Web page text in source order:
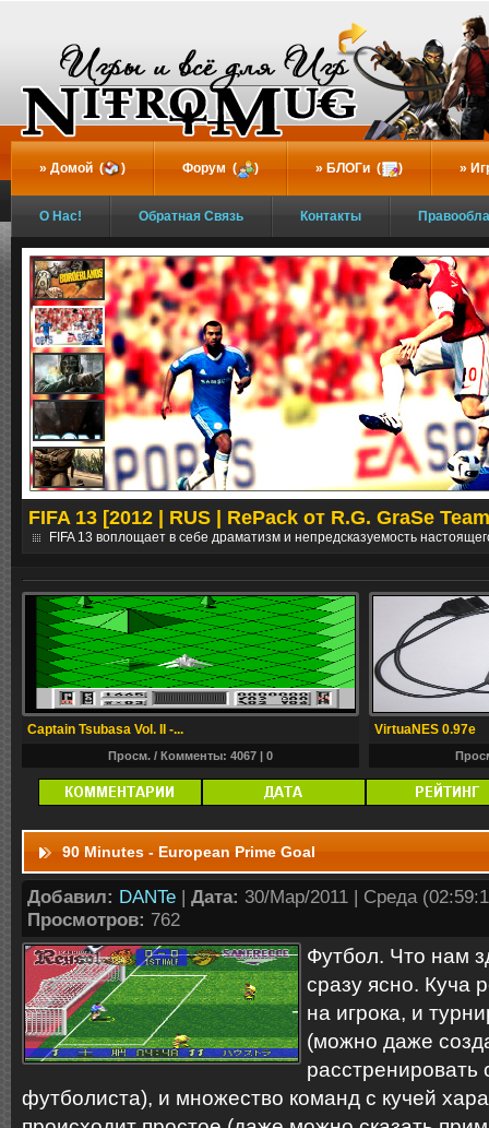
Домой ( ) Форум ( ) БЛОГи ( )
О Нас! Обратная Связь Контакты
FIFA 13 [2012 | RUS | RePack от R.G. GraSe
FIFA 13 воплощает в себе драматизм и непредсказуемость
Captain Tsubasa Vol. II -...
Просм. / Комменты: 4067 | 0
VirtuaNES 0.97e
90 Minutes - European Prime Goal
Добавил: DANTe | Дата: 30/Мар/2011 | Среда
Просмотров: 762
Футбол. Что нам
сразу ясно. Куча
на игрока, и
(можно даже
расстренировать
футболиста), и множество команд с кучей